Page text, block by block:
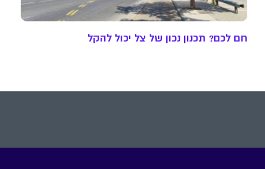
חם לכם? תכנון נכון של צל יכול להקל